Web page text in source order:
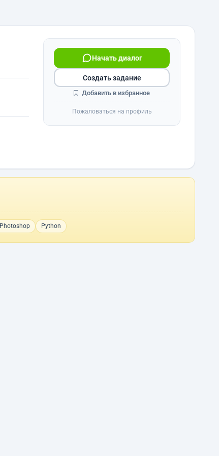
Начать диалог
Создать задание
Добавить в избранное
Пожаловаться на профиль
Photoshop Python